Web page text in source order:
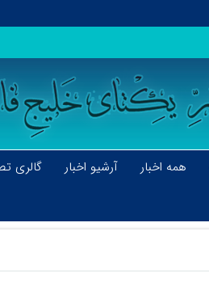
همه اخبار آرشیو اخبار گالری